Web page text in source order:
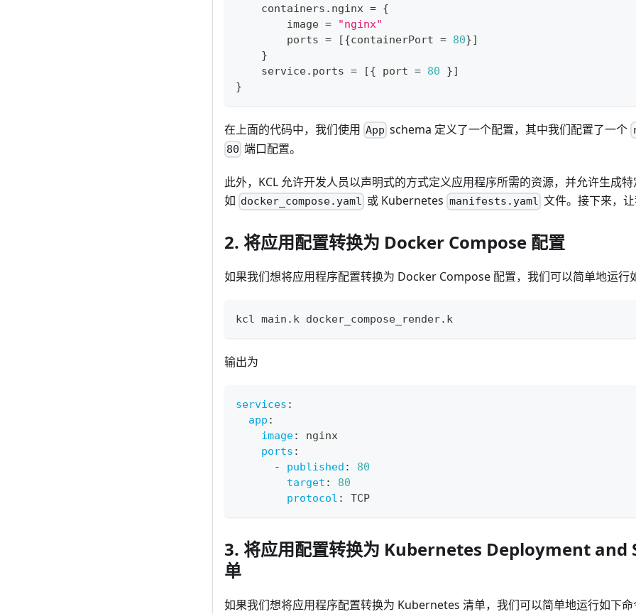
    containers
. nginx = {
        image
=
"nginx"
        ports
= [{containerPort = 80}]
}
    service
. ports = [{ port = 80 }]
}
在上面的代码中，我们使用 App schema 定义了一个配置，其中我们配置了一个
80 端口配置。
此外，KCL 允许开发人员以声明式的方式定义应用程序所需的资源，并允许生成
如 docker_compose.yaml 或 Kubernetes manifests.yaml 文件。接下来，
2. 将应用配置转换为 Docker Compose 配置
如果我们想将应用程序配置转换为 Docker Compose 配置，我们可以简单地运行
kcl main.k docker_compose_render.k
输出为
services :
app :
image:
nginx
ports :
-
published :
80
target :
80
protocol : TCP
3. 将应用配置转换为 Kubernetes Deployment and
单
如果我们想将应用程序配置转换为 Kubernetes 清单，我们可以简单地运行如下命